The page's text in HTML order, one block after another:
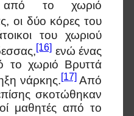
από το χωριό
οι δύο κόρες του
του χωριού
[16] ενώ ένας
το χωριό Βρυττά
νάρκης.[17]Από
σκοτώθηκαν
μαθητές από το